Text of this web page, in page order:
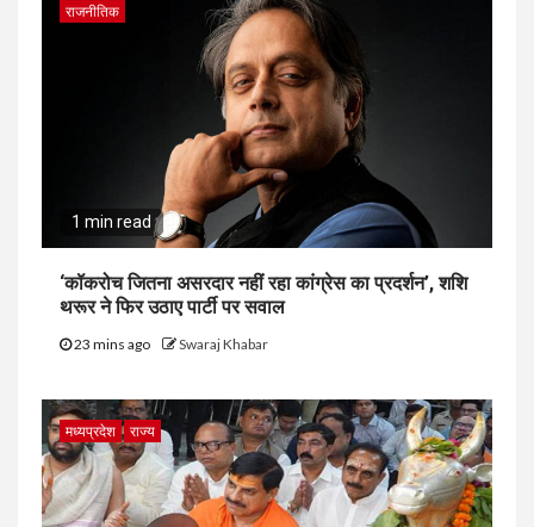
राजनीतिक
1 min read
‘कॉकरोच जितना असरदार नहीं रहा कांग्रेस का प्रदर्शन’, शशि
थरूर ने फिर उठाए पार्टी पर सवाल
23 mins ago Swaraj Khabar
मध्यप्रदेश राज्य